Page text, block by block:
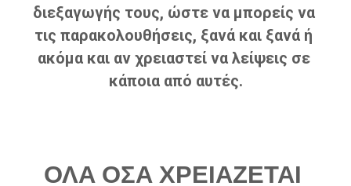
διεξαγωγής τους, ώστε να μπορείς να
τις παρακολουθήσεις, ξανά και ξανά ή
ακόμα και αν χρειαστεί να λείψεις σε
κάποια από αυτές.
ΟΛΑ ΟΣΑ ΧΡΕΙΑΖΕΤΑΙ